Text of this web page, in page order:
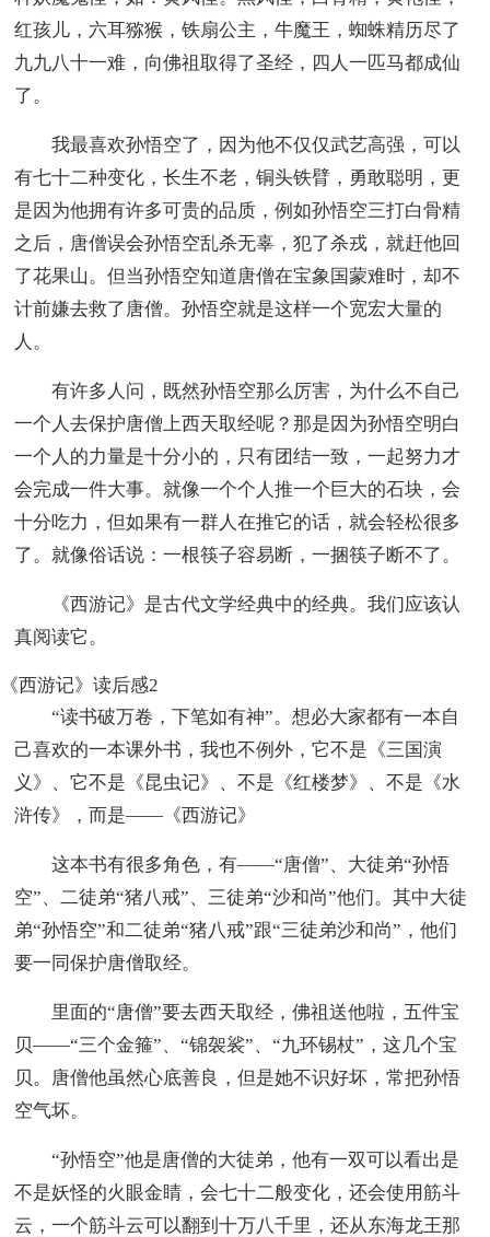
红孩儿，六耳猕猴，铁扇公主，牛魔王，蜘蛛精历尽了
九九八十一难，向佛祖取得了圣经，四人一匹马都成仙
了。
我最喜欢孙悟空了，因为他不仅仅武艺高强，可以
有七十二种变化，长生不老，铜头铁臂，勇敢聪明，更
是因为他拥有许多可贵的品质，例如孙悟空三打白骨精
之后，唐僧误会孙悟空乱杀无辜，犯了杀戎，就赶他回
了花果山。但当孙悟空知道唐僧在宝象国蒙难时，却不
计前嫌去救了唐僧。孙悟空就是这样一个宽宏大量的
人。
有许多人问，既然孙悟空那么厉害，为什么不自己
一个人去保护唐僧上西天取经呢？那是因为孙悟空明白
一个人的力量是十分小的，只有团结一致，一起努力才
会完成一件大事。就像一个个人推一个巨大的石块，会
十分吃力，但如果有一群人在推它的话，就会轻松很多
了。就像俗话说：一根筷子容易断，一捆筷子断不了。
《西游记》是古代文学经典中的经典。我们应该认
真阅读它。
《西游记》读后感2
“读书破万卷，下笔如有神”。想必大家都有一本自
己喜欢的一本课外书，我也不例外，它不是《三国演
义》、它不是《昆虫记》、不是《红楼梦》、不是《水
浒传》，而是——《西游记》
这本书有很多角色，有——“唐僧”、大徒弟“孙悟
空”、二徒弟“猪八戒”、三徒弟“沙和尚”他们。其中大徒
弟“孙悟空”和二徒弟“猪八戒”跟“三徒弟沙和尚”，他们
要一同保护唐僧取经。
里面的“唐僧”要去西天取经，佛祖送他啦，五件宝
贝——“三个金箍”、“锦袈裟”、“九环锡杖”，这几个宝
贝。唐僧他虽然心底善良，但是她不识好坏，常把孙悟
空气坏。
“孙悟空”他是唐僧的大徒弟，他有一双可以看出是
不是妖怪的火眼金睛，会七十二般变化，还会使用筋斗
云，一个筋斗云可以翻到十万八千里，还从东海龙王那